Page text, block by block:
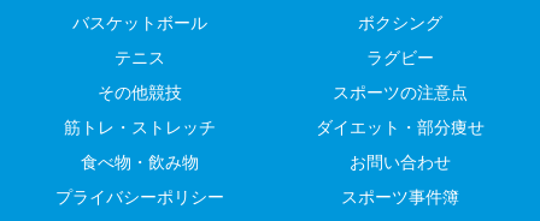
バスケットボール
ボクシング
テニス
ラグビー
その他競技
スポーツの注意点
筋トレ・ストレッチ
ダイエット・部分痩せ
食べ物・飲み物
お問い合わせ
プライバシーポリシー
スポーツ事件簿